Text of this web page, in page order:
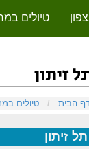
טיולים
זיתון
הבית
/ טיולים
תל זיתון